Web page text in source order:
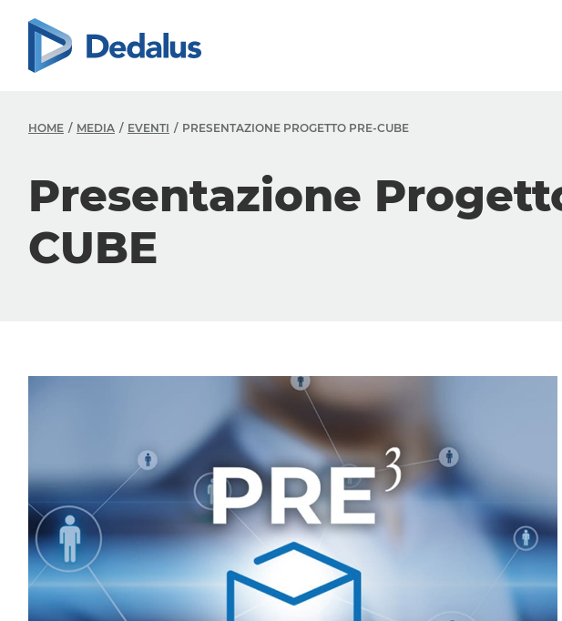
HOME MEDIA EVENTI PRESENTAZIONE PROGETTO PRE-CUBE
Presentazione
CUBE